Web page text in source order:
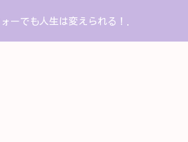
ーでも人生は変えられる！.